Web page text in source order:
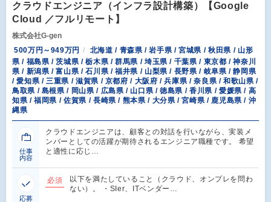
クラウドエンジニア（インフラ設計構築）【Google
Cloud ／フルリモート】
株式会社G-gen
500万円～949万円
北海道 / 青森県 / 岩手県 / 宮城県 / 秋田県 / 山形
県 / 福島県 / 茨城県 / 栃木県 / 群馬県 / 埼玉県 / 千葉県 / 東京都 / 神奈川
県 / 新潟県 / 富山県 / 石川県 / 福井県 / 山梨県 / 長野県 / 岐阜県 / 静岡県
/ 愛知県 / 三重県 / 滋賀県 / 京都府 / 大阪府 / 兵庫県 / 奈良県 / 和歌山県 /
鳥取県 / 島根県 / 岡山県 / 広島県 / 山口県 / 徳島県 / 香川県 / 愛媛県 / 高
知県 / 福岡県 / 佐賀県 / 長崎県 / 熊本県 / 大分県 / 宮崎県 / 鹿児島県 / 沖
縄県
仕事
内容
クラウドエンジニアは、顧客との対話を行いながら、実装メ
ンバーとしての活躍が期待されるエンジニア職種です。 希望
と適性に応じ…
応募
必須
以下を満たしていること（クラウド、オンプレを問わ
ない）。 ・SIer、ITベンダー…